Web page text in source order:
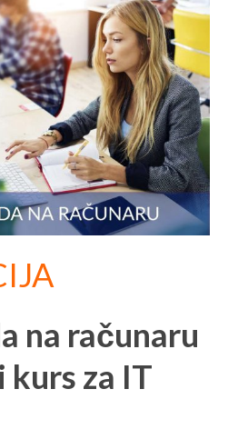
na računaru
kurs za IT